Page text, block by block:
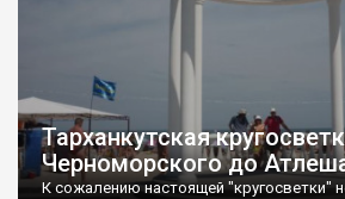
Тарханкутская
Черноморского до
К сожалению настоящей "кругосветки"